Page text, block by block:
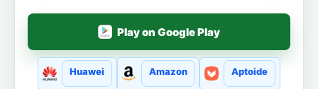
Play on Google Play
Huawei Amazon Aptoide